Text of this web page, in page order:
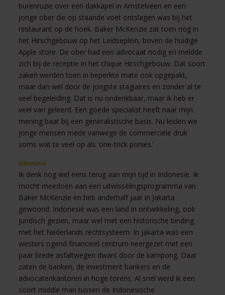
burenruzie over een dakkapel in Amstelveen en een
jonge ober die op staande voet ontslagen was bij het
restaurant op de hoek. Baker McKenzie zat toen nog in
het Hirschgebouw op het Leidseplein, boven de huidige
Apple store. De ober had een advocaat nodig en meldde
zich bij de receptie in het chique Hirschgebouw. Dat soort
zaken werden toen in beperkte mate ook opgepakt,
maar dan wel door de jongste stagiaires en zonder al te
veel begeleiding. Dat is nu ondenkbaar, maar ik heb er
veel van geleerd. Een goede specialist heeft naar mijn
mening baat bij een generalistische basis. Nu leiden we
jonge mensen mede vanwege de commerciële druk
soms wat te veel op als ‘one-trick ponies.’
Indonesië
Ik denk nog wel eens terug aan mijn tijd in Indonesië. Ik
mocht meedoen aan een uitwisselingsprogramma van
Baker McKenzie en heb anderhalf jaar in Jakarta
gewoond. Indonesië was een land in ontwikkeling, ook
juridisch gezien, maar wel met een historische binding
met het Nederlands rechtsysteem. In Jakarta was een
westers ogend financieel centrum neergezet met een
paar brede asfaltwegen dwars door de kampong. Daar
zaten de banken, de investment bankers en de
advocatenkantoren in hoge torens. Al snel werd ik een
soort middle man tussen de Indonesische